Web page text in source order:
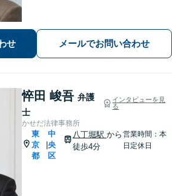
まいります。お困りごとはお早めにご
相談を！【分割払い対応】
せ メールでお問い合わせ
悴田 峻吾 弁護
士
インタビューを見
る
かせだ法律事務所
東
京
都
|
中
央
区
八丁堀駅 から
徒歩4分
営業時間：本
日定休日